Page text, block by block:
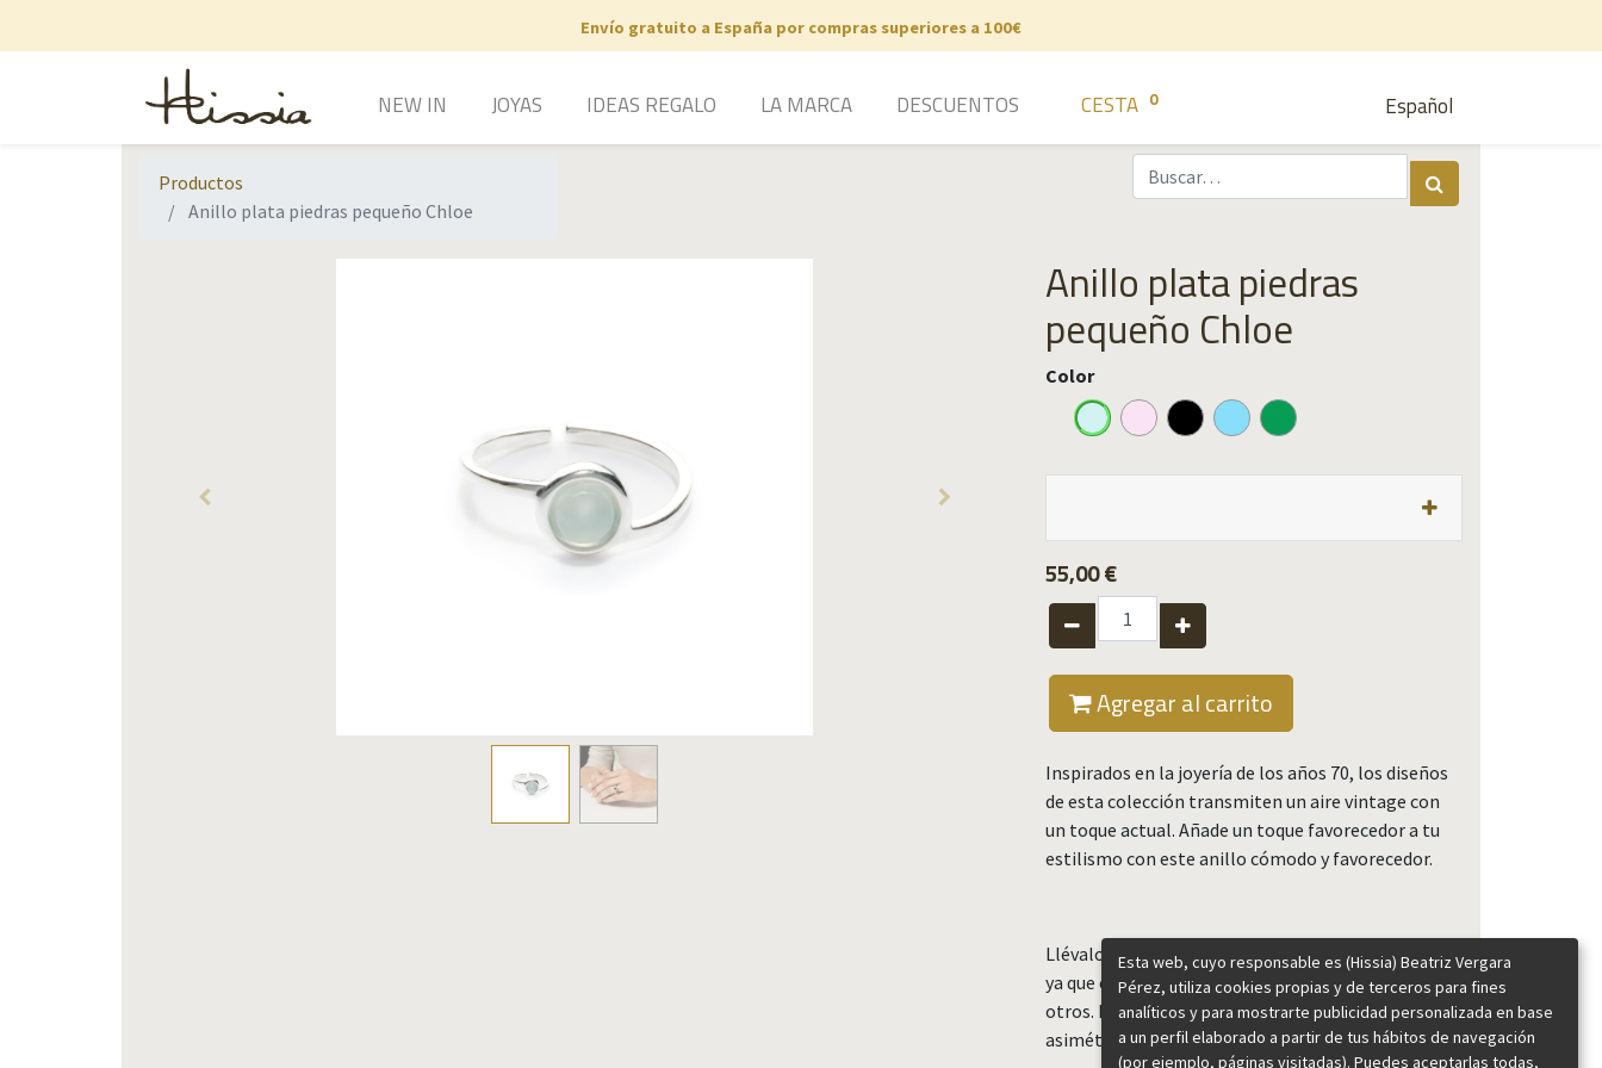
Envío gratuito a España por compras superiores a 100€
Español
NEW IN JOYAS IDEAS REGALO LA MARCA DESCUENTOS CESTA 0
Productos
Anillo plata piedras pequeño Chloe
Anillo plata piedras
pequeño Chloe
Color
55,00€
Agregar al carrito
Inspirados en la joyería de los años 70, los diseños
de esta colección transmiten un aire vintage con
un toque actual. Añade un toque favorecedor a tu
estilismo con este anillo cómodo y favorecedor.
Llévalo solo o combinados con otros anillos Chloe,
ya que están diseñados para acoplarse unos con
otros. La banda tiene un diseño ajustable y
asimétrico, característico de la marca.
Esta web, cuyo responsable es (Hissia) Beatriz Vergara
Pérez, utiliza cookies propias y de terceros para fines
analíticos y para mostrarte publicidad personalizada en base
a un perfil elaborado a partir de tus hábitos de navegación
(por ejemplo, páginas visitadas). Puedes aceptarlas todas,